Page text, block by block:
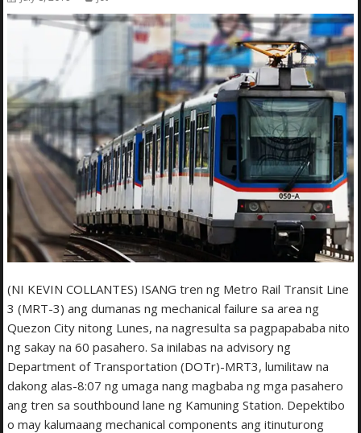
(NI KEVIN COLLANTES) ISANG tren ng Metro Rail Transit Line
3 (MRT-3) ang dumanas ng mechanical failure sa area ng
Quezon City nitong Lunes, na nagresulta sa pagpapababa nito
ng sakay na 60 pasahero. Sa inilabas na advisory ng
Department of Transportation (DOTr)-MRT3, lumilitaw na
dakong alas-8:07 ng umaga nang magbaba ng mga pasahero
ang tren sa southbound lane ng Kamuning Station. Depektibo
o may kalumaang mechanical components ang itinuturong